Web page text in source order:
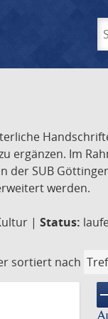
ergänzen. Im
SUB
werden.
| Status:
sortiert nach